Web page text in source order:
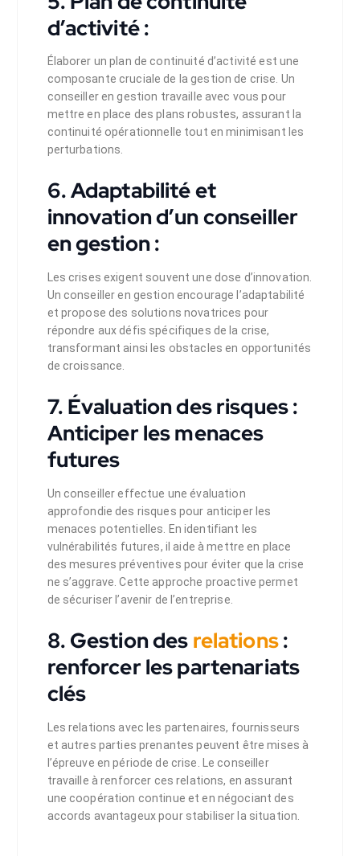
d’activité :
Élaborer un plan de continuité d’activité est une
composante cruciale de la gestion de crise. Un
conseiller en gestion travaille avec vous pour
mettre en place des plans robustes, assurant la
continuité opérationnelle tout en minimisant les
perturbations.
6. Adaptabilité et
innovation d’un conseiller
en gestion :
Les crises exigent souvent une dose d’innovation.
Un conseiller en gestion encourage l’adaptabilité
et propose des solutions novatrices pour
répondre aux défis spécifiques de la crise,
transformant ainsi les obstacles en opportunités
de croissance.
7. Évaluation des risques :
Anticiper les menaces
futures
Un conseiller effectue une évaluation
approfondie des risques pour anticiper les
menaces potentielles. En identifiant les
vulnérabilités futures, il aide à mettre en place
des mesures préventives pour éviter que la crise
ne s’aggrave. Cette approche proactive permet
de sécuriser l’avenir de l’entreprise.
8. Gestion des relations:
renforcer les partenariats
clés
Les relations avec les partenaires, fournisseurs
et autres parties prenantes peuvent être mises à
l’épreuve en période de crise. Le conseiller
travaille à renforcer ces relations, en assurant
une coopération continue et en négociant des
accords avantageux pour stabiliser la situation.